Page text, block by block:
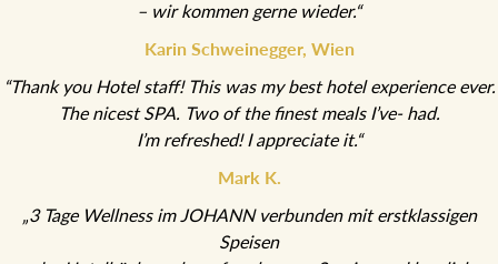
exzellentes Essen
– wir kommen gerne wieder.“
Karin Schweinegger, Wien
“Thank you Hotel staff! This was my best hotel experience ever.
The nicest SPA. Two of the finest meals I’ve- had.
I’m refreshed! I appreciate it.“
Mark K.
„3 Tage Wellness im JOHANN verbunden mit erstklassigen